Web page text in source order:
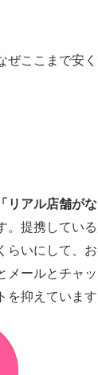
ぜここまで安
「リアル店舗が
。提携してい
らいにして、
メールとチャ
トを抑えています